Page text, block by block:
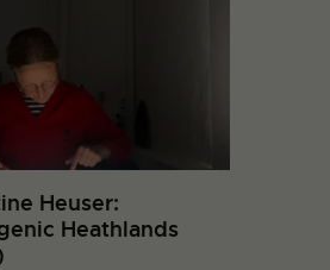
Heuser:
Heathlands